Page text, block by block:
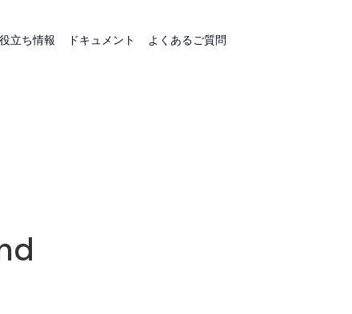
立ち情報 ドキュメント よくあるご質問